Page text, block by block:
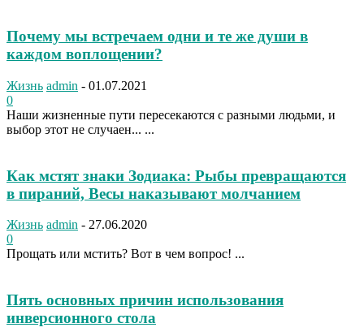
Почему мы встречаем одни и те же души в
каждом воплощении?
Жизнь admin - 01.07.2021
0
Наши жизненные пути пересекаются с разными людьми, и
выбор этот не случаен... ...
Как мстят знаки Зодиака: Рыбы превращаются
в пираний, Весы наказывают молчанием
Жизнь admin - 27.06.2020
0
Прощать или мстить? Вот в чем вопрос! ...
Пять основных причин использования
инверсионного стола